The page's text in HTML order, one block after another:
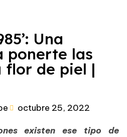
Una
ponerte las
flor de piel |
octubre 25, 2022
existen ese tipo de